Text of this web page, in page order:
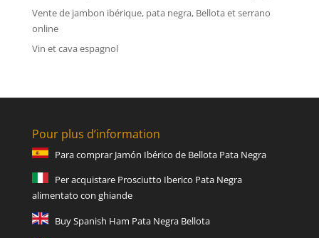
Vente de jambon ibérique, pata negra, Bellota et serrano
online
Vin et cava espagnol
Pour plus d’information
Para comprar Jamón Ibérico de Bellota Pata Negra
Per acquistare Prosciutto Iberico Pata Negra
alimentato con ghiande
Buy Spanish Ham Pata Negra Bellota